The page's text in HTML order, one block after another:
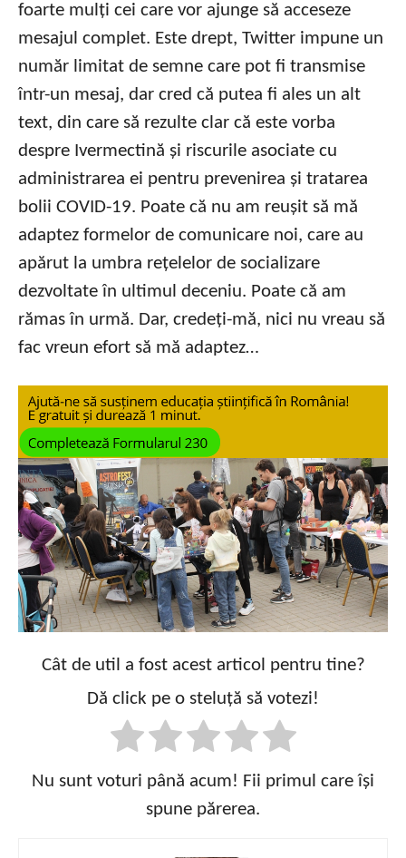
foarte mulți cei care vor ajunge să acceseze
mesajul complet. Este drept, Twitter impune un
număr limitat de semne care pot fi transmise
într-un mesaj, dar cred că putea fi ales un alt
text, din care să rezulte clar că este vorba
despre Ivermectină și riscurile asociate cu
administrarea ei pentru prevenirea și tratarea
bolii COVID-19. Poate că nu am reușit să mă
adaptez formelor de comunicare noi, care au
apărut la umbra rețelelor de socializare
dezvoltate în ultimul deceniu. Poate că am
rămas în urmă. Dar, credeți-mă, nici nu vreau să
fac vreun efort să mă adaptez…
Cât de util a fost acest articol pentru tine?
Dă click pe o steluță să votezi!
Nu sunt voturi până acum! Fii primul care își
spune părerea.